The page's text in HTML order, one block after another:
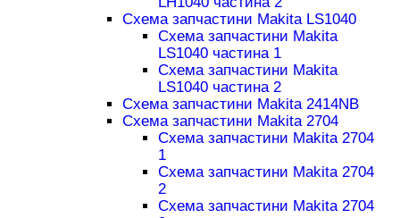
Схема запчастини Makita LS1040
Схема запчастини Makita
LS1040 частина 1
Схема запчастини Makita
LS1040 частина 2
Схема запчастини Makita 2414NB
Схема запчастини Makita 2704
Схема запчастини Makita 2704
1
Схема запчастини Makita 2704
2
Схема запчастини Makita 2704